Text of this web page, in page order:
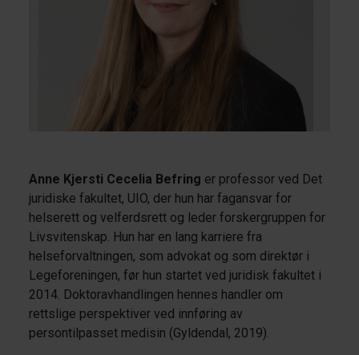
Anne Kjersti Cecelia Befring er professor ved Det
juridiske fakultet, UIO, der hun har fagansvar for
helserett og velferdsrett og leder forskergruppen for
Livsvitenskap. Hun har en lang karriere fra
helseforvaltningen, som advokat og som direktør i
Legeforeningen, før hun startet ved juridisk fakultet i
2014. Doktoravhandlingen hennes handler om
rettslige perspektiver ved innføring av
persontilpasset medisin (Gyldendal, 2019).